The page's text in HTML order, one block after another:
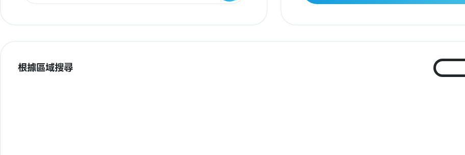
根據區域搜尋